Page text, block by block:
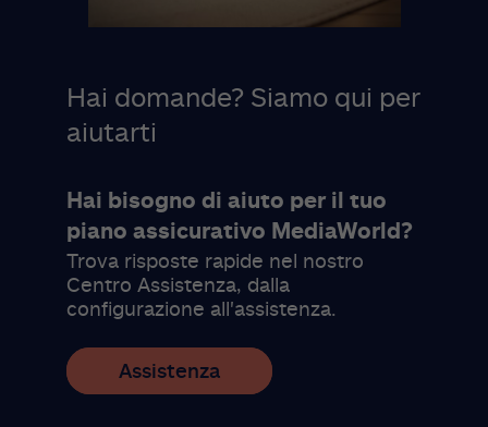
Hai domande? Siamo qui per
aiutarti
Hai bisogno di aiuto per il tuo
piano assicurativo MediaWorld?
Trova risposte rapide nel nostro
Centro Assistenza, dalla
configurazione all'assistenza.
Assistenza